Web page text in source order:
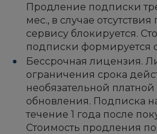
Продление подписки
мес., в случае
сервису блокируется.
подписки формируется
Бессрочная лицензия.
ограничения срока
необязательной
обновления. Подписка
течение 1 года после
Стоимость продления